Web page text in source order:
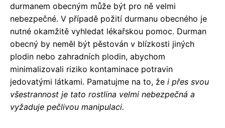
durmanem obecným může být pro ně velmi
nebezpečné. V případě požití durmanu obecného je
nutné okamžitě vyhledat lékařskou pomoc. Durman
obecný by neměl být pěstován v blízkosti jiných
plodin nebo zahradních plodin, abychom
minimalizovali riziko kontaminace potravin
jedovatými látkami. Pamatujme na to, že i přes svou
všestrannost je tato rostlina velmi nebezpečná a
vyžaduje pečlivou manipulaci.